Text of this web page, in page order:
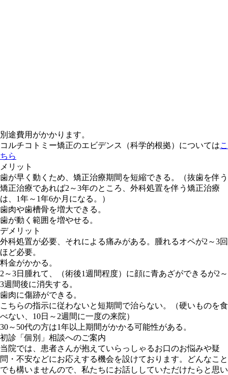
別途費用がかかります。
コルチコトミー矯正のエビデンス（科学的根拠）についてはこ
ちら
メリット
歯が早く動くため、矯正治療期間を短縮できる。（抜歯を伴う
矯正治療であれば2～3年のところ、外科処置を伴う矯正治療
は、1年～1年6か月になる。）
歯肉や歯槽骨を増大できる。
歯が動く範囲を増やせる。
デメリット
外科処置が必要、それによる痛みがある。腫れるオペが2～3回
ほど必要。
料金がかかる。
2～3日腫れて、（術後1週間程度）に顔に青あざができるが2～
3週間後に消失する。
歯肉に傷跡ができる。
こちらの指示に従わないと短期間で治らない。（硬いものを食
べない、10日～2週間に一度の来院）
30～50代の方は1年以上期間がかかる可能性がある。
初診「個別」相談へのご案内
当院では、患者さんが抱えていらっしゃるお口のお悩みや疑
問・不安などにお応えする機会を設けております。どんなこと
でも構いませんので、私たちにお話ししていただけたらと思い